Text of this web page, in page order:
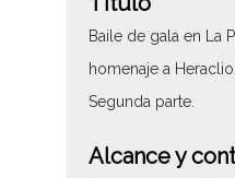
Baile de gala en La
homenaje a
Segunda parte.
Alcance y